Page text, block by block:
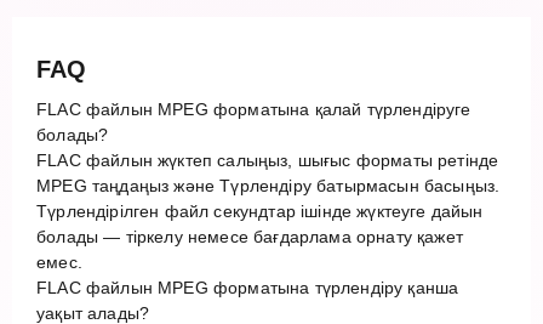
FAQ
FLAC файлын MPEG форматына қалай түрлендіруге
болады?
FLAC файлын жүктеп салыңыз, шығыс форматы ретінде
MPEG таңдаңыз және Түрлендіру батырмасын басыңыз.
Түрлендірілген файл секундтар ішінде жүктеуге дайын
болады — тіркелу немесе бағдарлама орнату қажет
емес.
FLAC файлын MPEG форматына түрлендіру қанша
уақыт алады?